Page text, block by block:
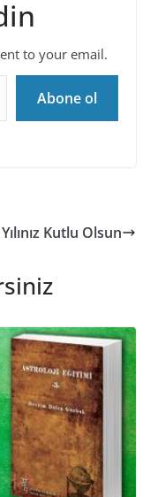
to your email.
Abone ol
Kutlu Olsun